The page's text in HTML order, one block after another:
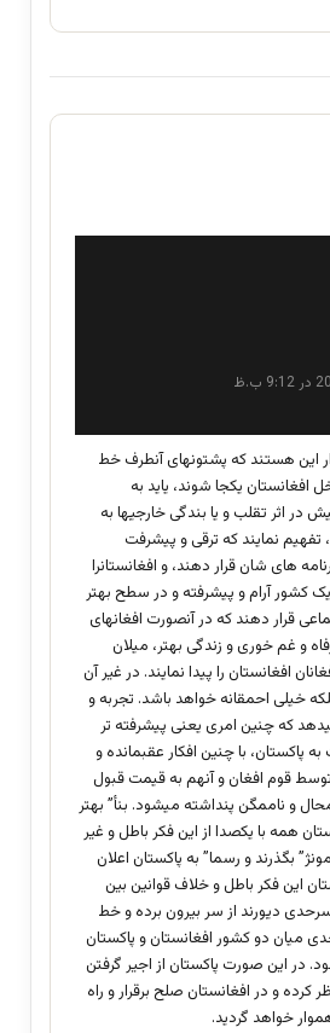
این هستند که پشتونهای آنطرف خط
افغانستان یکجا شوند، یاید به
در اثر تقلب و یا بندگی خارجیها به
نمایند که ترقی و پیشرفت
های شان قرار دهند، و افغانستانرا
کشور آرام و پیشرفته و در سطح بهتر
قرار دهند که در آنصورت افغانهای
و غم خوری و زندگی بهتر، میلان
افغانستان را پیدا نمایند. در غیر آن
خیلی احمقانه خواهد باشد. تجربه و
که چنین امری یعنی پیشرفته تر
پاکستان، با چنین افکار عقبمانده و
قوم افغان و آنهم به قیمت قبول
و ناممگن پنداشته میشود. بنأ” بهتر
همه با یکصدا از این فکر باطل و غیر
بگذرند و رسما” به پاکستان اعلان
این فکر باطل و خلاف قوانین بین
دیورند از سر بیرون برده و خط
میان دو کشور افغانستان و پاکستان
در این صورت پاکستان از اجیر گرفتن
و در افغانستان صلح برقرار و راه
خواهد گردید.